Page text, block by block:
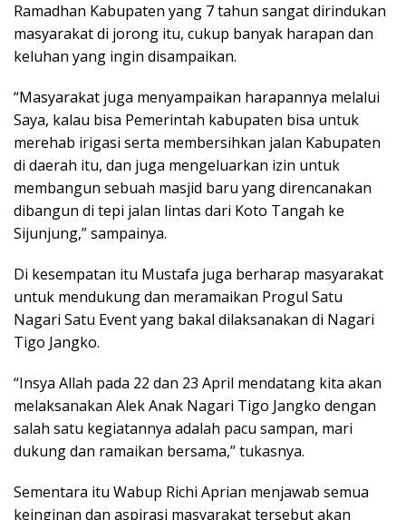
Ramadhan Kabupaten yang 7 tahun sangat dirindukan
masyarakat di jorong itu, cukup banyak harapan dan
keluhan yang ingin disampaikan.
“Masyarakat juga menyampaikan harapannya melalui
Saya, kalau bisa Pemerintah kabupaten bisa untuk
merehab irigasi serta membersihkan jalan Kabupaten
di daerah itu, dan juga mengeluarkan izin untuk
membangun sebuah masjid baru yang direncanakan
dibangun di tepi jalan lintas dari Koto Tangah ke
Sijunjung,” sampainya.
Di kesempatan itu Mustafa juga berharap masyarakat
untuk mendukung dan meramaikan Progul Satu
Nagari Satu Event yang bakal dilaksanakan di Nagari
Tigo Jangko.
“Insya Allah pada 22 dan 23 April mendatang kita akan
melaksanakan Alek Anak Nagari Tigo Jangko dengan
salah satu kegiatannya adalah pacu sampan, mari
dukung dan ramaikan bersama,” tukasnya.
Sementara itu Wabup Richi Aprian menjawab semua
keinginan dan aspirasi masyarakat tersebut akan